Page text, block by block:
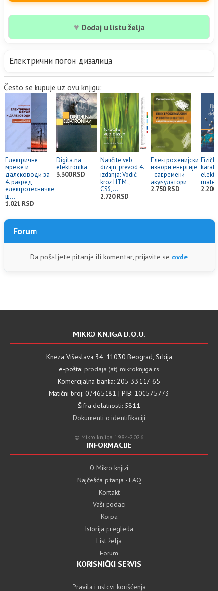
♥ Dodaj u listu želja
Електрични погон дизалица
Često se kupuje uz ovu knjigu:
Електричне
мреже и
далеководи за
4. разред
електротехничке
ш...
1.021 RSD
Digitalna
elektronika
3.300 RSD
Naučite veb
dizajn, prevod 4.
izdanja: Vodič
kroz HTML,
CSS,...
2.720 RSD
Електрохемијски
извори енергије
- савремени
акумулатори
2.750 RSD
2.200
Forum
Da pošaljete pitanje ili komentar, prijavite se ovde.
MIKRO KNJIGA D.O.O.
Kneza Višeslava 34, 11030 Beograd, Srbija
e-pošta: prodaja (at) mikroknjiga.rs
Komercijalna banka: 205-33117-65
Matični broj: 07465181 | PIB: 100575773
Šifra delatnosti: 5811
Dokumenti o identifikaciji
© Mikro knjiga 1984-2026
INFORMACIJE
O Mikro knjizi
Najčešća pitanja - FAQ
Kontakt
Vaši podaci
Korpa
Istorija pregleda
List želja
Forum
KORISNIČKI SERVIS
Pravila i uslovi korišćenja